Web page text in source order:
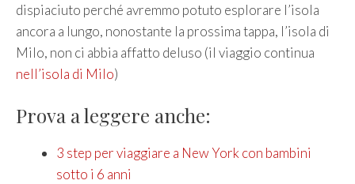
dispiaciuto perché avremmo potuto esplorare l’isola
ancora a lungo, nonostante la prossima tappa, l’isola di
Milo, non ci abbia affatto deluso (il viaggio continua
nell’isola di Milo)
Prova a leggere anche:
3 step per viaggiare a New York con bambini
sotto i 6 anni